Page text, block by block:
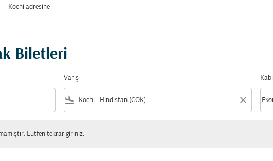
Kochi adresine
Biletleri
Varış
flight_land close keyboard_arrow_down
Lutfen tekrar giriniz.